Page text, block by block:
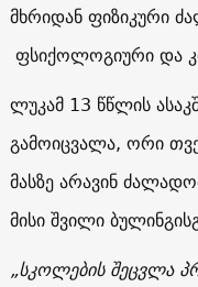
მხრიდან ფიზიკური
ფსიქოლოგიური და
ლუკამ 13 წწლის
გამოიცვალა, ორი
მასზე არავინ
მისი შვილი
„სკოლების შეცვლა